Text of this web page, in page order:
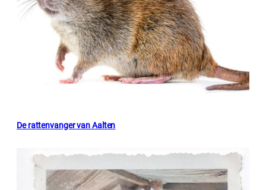
De rattenvanger van Aalten